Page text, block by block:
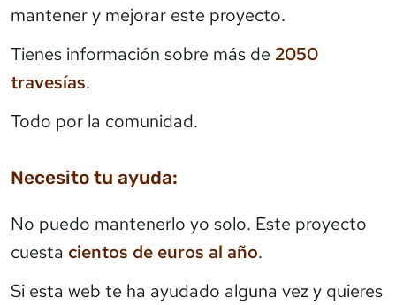
mantener y mejorar este proyecto.
Tienes información sobre más de 2050
travesías.
Todo por la comunidad.
Necesito tu ayuda:
No puedo mantenerlo yo solo. Este proyecto
cuesta cientos de euros al año.
Si esta web te ha ayudado alguna vez y quieres